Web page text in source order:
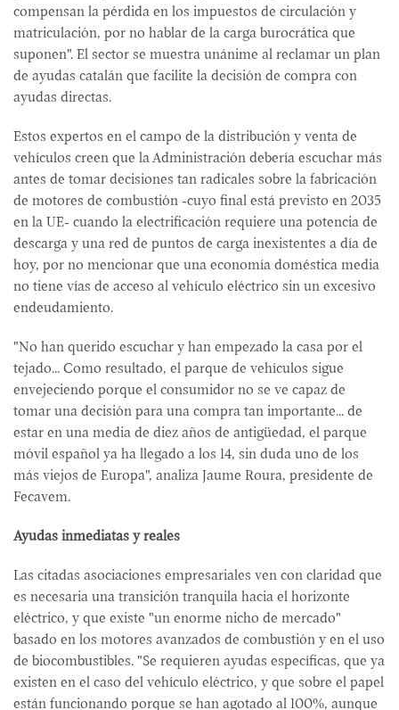
compensan la pérdida en los impuestos de circulación y
matriculación, por no hablar de la carga burocrática que
suponen". El sector se muestra unánime al reclamar un plan
de ayudas catalán que facilite la decisión de compra con
ayudas directas.
Estos expertos en el campo de la distribución y venta de
vehículos creen que la Administración debería escuchar más
antes de tomar decisiones tan radicales sobre la fabricación
de motores de combustión -cuyo final está previsto en 2035
en la UE- cuando la electrificación requiere una potencia de
descarga y una red de puntos de carga inexistentes a día de
hoy, por no mencionar que una economía doméstica media
no tiene vías de acceso al vehículo eléctrico sin un excesivo
endeudamiento.
"No han querido escuchar y han empezado la casa por el
tejado... Como resultado, el parque de vehículos sigue
envejeciendo porque el consumidor no se ve capaz de
tomar una decisión para una compra tan importante... de
estar en una media de diez años de antigüedad, el parque
móvil español ya ha llegado a los 14, sin duda uno de los
más viejos de Europa", analiza Jaume Roura, presidente de
Fecavem.
Ayudas inmediatas y reales
Las citadas asociaciones empresariales ven con claridad que
es necesaria una transición tranquila hacia el horizonte
eléctrico, y que existe "un enorme nicho de mercado"
basado en los motores avanzados de combustión y en el uso
de biocombustibles. "Se requieren ayudas específicas, que ya
existen en el caso del vehículo eléctrico, y que sobre el papel
están funcionando porque se han agotado al 100%, aunque